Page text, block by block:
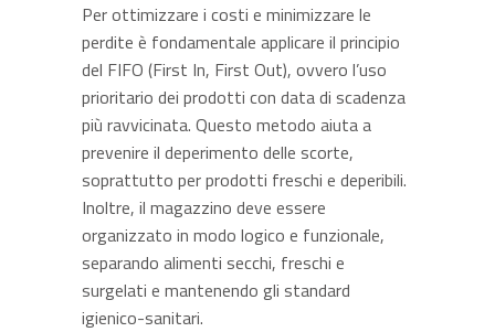
Per ottimizzare i costi e minimizzare le
perdite è fondamentale applicare il principio
del FIFO (First In, First Out), ovvero l’uso
prioritario dei prodotti con data di scadenza
più ravvicinata. Questo metodo aiuta a
prevenire il deperimento delle scorte,
soprattutto per prodotti freschi e deperibili.
Inoltre, il magazzino deve essere
organizzato in modo logico e funzionale,
separando alimenti secchi, freschi e
surgelati e mantenendo gli standard
igienico-sanitari.